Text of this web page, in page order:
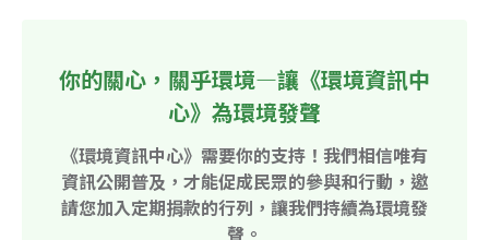
你的關心，關乎環境—讓《環境資訊中
心》為環境發聲
《環境資訊中心》需要你的支持！我們相信唯有
資訊公開普及，才能促成民眾的參與和行動，邀
請您加入定期捐款的行列，讓我們持續為環境發
聲。